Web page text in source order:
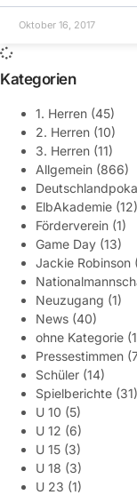
Oktober 16, 2017
Kategorien
1. Herren (45)
2. Herren (10)
3. Herren (11)
Allgemein (866)
ElbAkademie (12)
Förderverein (1)
Game Day (13)
Jackie Robinson
Neuzugang (1)
News (40)
ohne Kategorie
Pressestimmen
Schüler (14)
Spielberichte (31)
U 10 (5)
U 12 (6)
U 15 (3)
U 18 (3)
U 23 (1)